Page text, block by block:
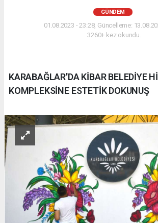
GÜNDEM
01.08.2023 - 23:28, Güncelleme:
3260+ kez okundu.
KARABAĞLAR'DA KİBAR BELEDİYE
KOMPLEKSİNE ESTETİK DOKUNUŞ